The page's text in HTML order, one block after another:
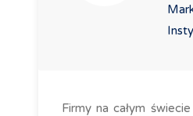
Firmy na całym